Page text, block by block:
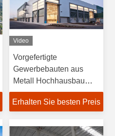
Video
Vorgefertigte
Gewerbebauten aus
Metall Hochhausbau
Leichtbauten aus Stahl
Erhalten Sie besten Preis